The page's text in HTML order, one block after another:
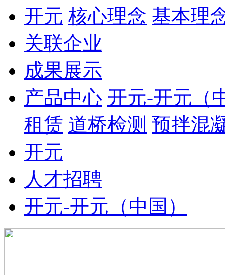
开元 核心理念 基本理
关联企业
成果展示
产品中心 开元-开元（
租赁 道桥检测 预拌混
开元
人才招聘
开元-开元（中国）